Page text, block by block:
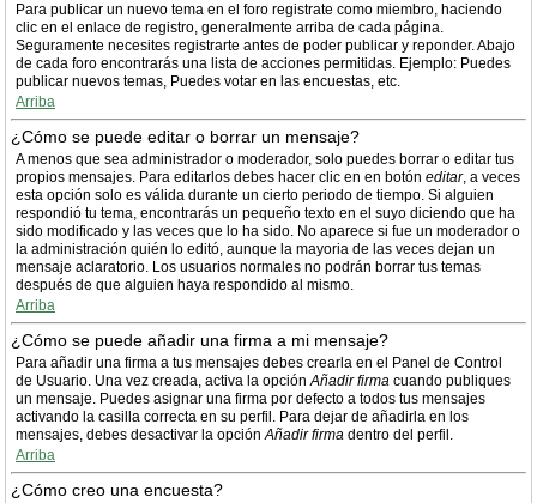
Para publicar un nuevo tema en el foro registrate como miembro, haciendo
clic en el enlace de registro, generalmente arriba de cada página.
Seguramente necesites registrarte antes de poder publicar y reponder. Abajo
de cada foro encontrarás una lista de acciones permitidas. Ejemplo: Puedes
publicar nuevos temas, Puedes votar en las encuestas, etc.
Arriba
¿Cómo se puede editar o borrar un mensaje?
A menos que sea administrador o moderador, solo puedes borrar o editar tus
propios mensajes. Para editarlos debes hacer clic en en botón editar, a veces
esta opción solo es válida durante un cierto periodo de tiempo. Si alguien
respondió tu tema, encontrarás un pequeño texto en el suyo diciendo que ha
sido modificado y las veces que lo ha sido. No aparece si fue un moderador o
la administración quién lo editó, aunque la mayoria de las veces dejan un
mensaje aclaratorio. Los usuarios normales no podrán borrar tus temas
después de que alguien haya respondido al mismo.
Arriba
¿Cómo se puede añadir una firma a mi mensaje?
Para añadir una firma a tus mensajes debes crearla en el Panel de Control
de Usuario. Una vez creada, activa la opciónAñadir firma cuando publiques
un mensaje. Puedes asignar una firma por defecto a todos tus mensajes
activando la casilla correcta en su perfil. Para dejar de añadirla en los
mensajes, debes desactivar la opciónAñadir firma dentro del perfil.
Arriba
¿Cómo creo una encuesta?